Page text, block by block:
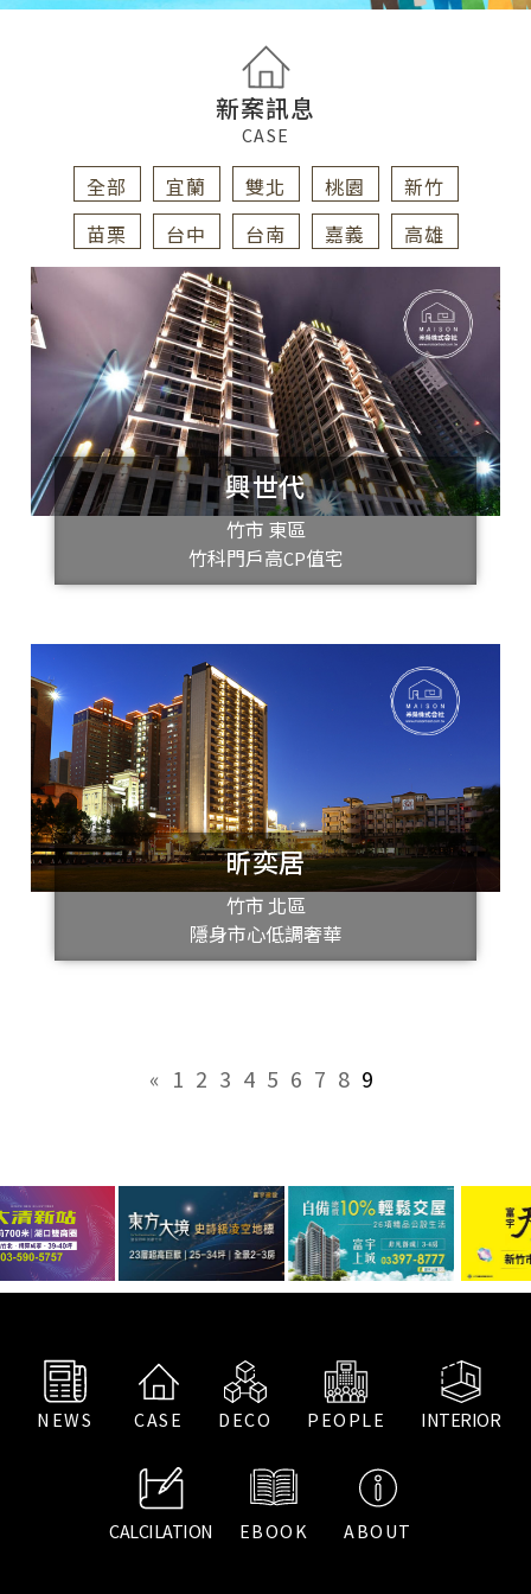
新案訊息
CASE
全部 宜蘭 雙北 桃園
新竹
苗栗
台中 台南 嘉義 高雄
興世代
竹市 東區
竹科門戶高CP值宅
昕奕居
竹市 北區
隱身市心低調奢華
« 1 2 3 4 5 6 7 8 9
NEWS CASE DECO PEOPLE INTERIOR
CALCILATION EBOOK ABOUT